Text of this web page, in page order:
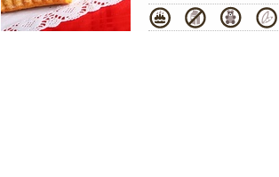
krystal55 gramů
Na ozdobení: fondán
Kategorie